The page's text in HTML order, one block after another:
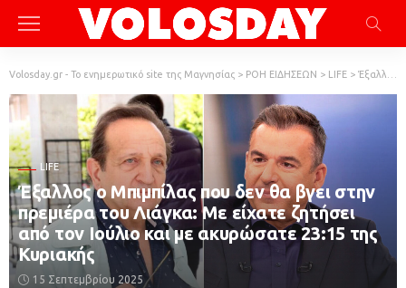
Volosday.gr - Το ενημερωτικό site της Μαγνησίας > ΡΟΗ ΕΙΔΗΣΕΩΝ > LIFE > Έξαλλος ο Μπιμπίλας που δεν θα βγει στην πρεμιέρα του Λιάγκα: Με είχατε ζητήσει από τον Ιούλιο και με ακυρώσατε 23:15 της Κυριακής
LIFE
Έξαλλος ο Μπιμπίλας που δεν θα βγει στην
πρεμιέρα του Λιάγκα: Με είχατε ζητήσει
από τον Ιούλιο και με ακυρώσατε 23:15 της
Κυριακής
15 Σεπτεμβρίου 2025